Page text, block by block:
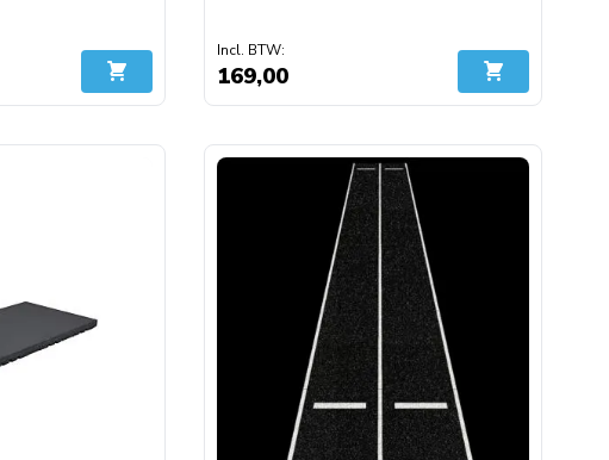
In Winkelwagen169,00 In